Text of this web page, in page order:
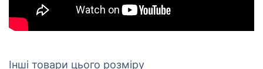
Інші товари цього розміру